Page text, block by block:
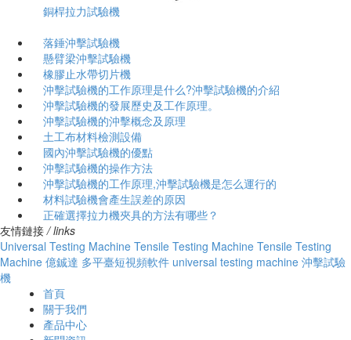
銅桿拉力試驗機
落錘沖擊試驗機
懸臂梁沖擊試驗機
橡膠止水帶切片機
沖擊試驗機的工作原理是什么?沖擊試驗機的介紹
沖擊試驗機的發展歷史及工作原理。
沖擊試驗機的沖擊概念及原理
土工布材料檢測設備
國內沖擊試驗機的優點
沖擊試驗機的操作方法
沖擊試驗機的工作原理,沖擊試驗機是怎么運行的
材料試驗機會產生誤差的原因
正確選擇拉力機夾具的方法有哪些？
友情鏈接 / links
Universal Testing Machine Tensile Testing Machine Tensile Testing
Machine 億鋮達 多平臺短視頻軟件 universal testing machine 沖擊試驗
機
首頁
關于我們
產品中心